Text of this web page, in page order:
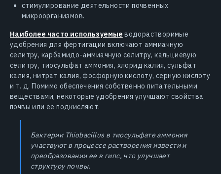
стимулирование деятельности почвенных
микроорганизмов.
Наиболее часто используемые водорастворимые
удобрения для фертигации включают аммиачную
селитру, карбамидо-аммиачную селитру, кальциевую
селитру, тиосульфат аммония, хлорид калия, сульфат
калия, нитрат калия, фосфорную кислоту, серную кислоту
и т. д. Помимо обеспечения собственно питательными
веществами, некоторые удобрения улучшают свойства
почвы или ее подкисляют.
Бактерии Thiobacillus в тиосульфате аммония
участвуют в процессе растворения извести и
преобразовании ее в гипс, что улучшает
структуру почвы.